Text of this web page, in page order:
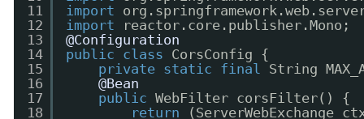
11
12
13
14
15
16
17
18
import
import
reactor.core.publisher.Mono;
@Configuration
public
class
CorsConfig {
private static final
String
@Bean
public WebFilter corsFilter() {
return